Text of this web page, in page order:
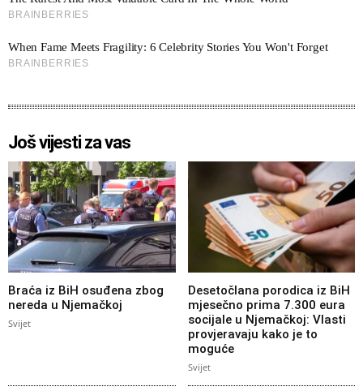
Još vijesti za vas
Braća iz BiH osuđena zbog
nereda u Njemačkoj
Svijet
Desetočlana porodica iz BiH
mjesečno prima 7.300 eura
socijale u Njemačkoj: Vlasti
provjeravaju kako je to
moguće
Svijet